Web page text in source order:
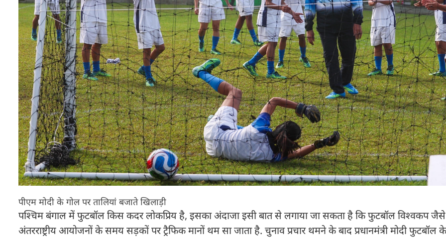
पीएम मोदी के गोल पर तालियां बजाते खिलाड़ी
पश्चिम बंगाल में फुटबॉल किस कदर लोकप्रिय है, इसका अंदाजा इसी बात से लगाया जा सकता है कि फुटबॉल विश्वकप
अंतरराष्ट्रीय आयोजनों के समय सड़कों पर ट्रैफिक मानों थम सा जाता है. चुनाव प्रचार थमने के बाद प्रधानमंत्री मोदी फुटबॉल